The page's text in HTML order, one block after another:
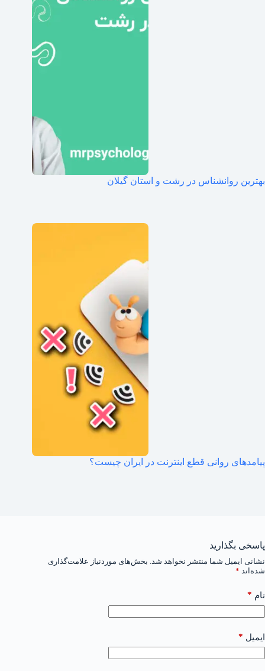
بهترین روانشناس در رشت و استان گیلان
پیامدهای روانی قطع اینترنت در ایران چیست؟
پاسخی بگذارید
نشانی ایمیل شما منتشر نخواهد شد. بخش‌های موردنیاز علامت‌گذاری
شده‌اند *
نام *
ایمیل *